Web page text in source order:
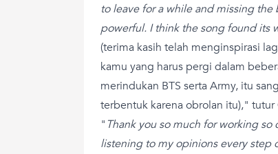
to leave for a while and missing
powerful. I think the song found its
(terima kasih telah menginspirasi
kamu yang harus pergi dalam
merindukan BTS serta Army, itu
terbentuk karena obrolan itu)," tutur
" Thank you so much for working
listening to my opinions every step